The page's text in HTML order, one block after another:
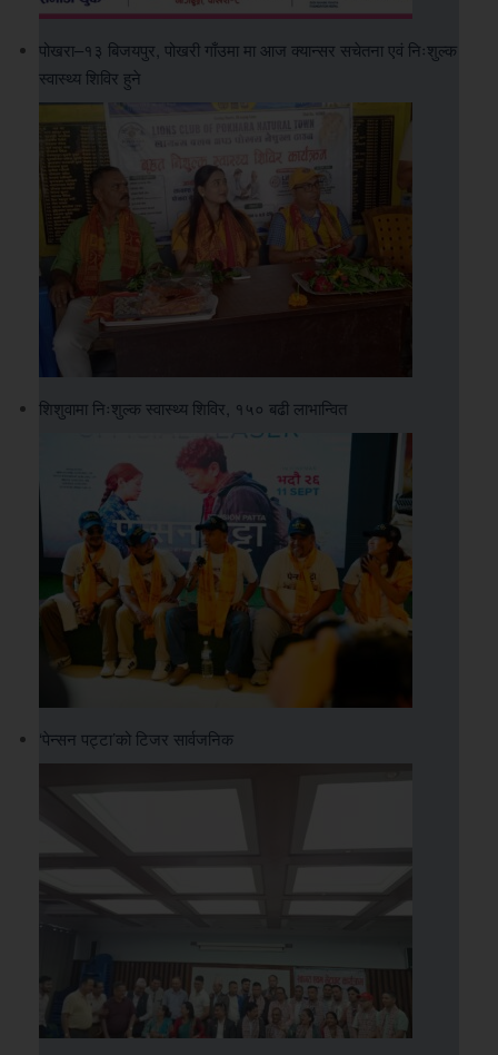
पोखरा–१३ बिजयपुर, पोखरी गाँउमा मा आज क्यान्सर सचेतना एवं निःशुल्क
स्वास्थ्य शिविर हुने
शिशुवामा निःशुल्क स्वास्थ्य शिविर, १५० बढी लाभान्वित
‘पेन्सन पट्टा’को टिजर सार्वजनिक